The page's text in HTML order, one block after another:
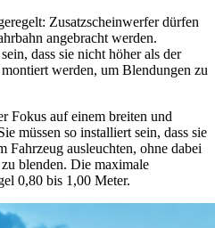
Zusatzscheinwerfer dürfen
angebracht werden.
dass sie nicht höher als der
werden, um Blendungen zu
Fokus auf einem breiten und
müssen so installiert sein, dass sie
Fahrzeug ausleuchten, ohne dabei
blenden. Die maximale
0,80 bis 1,00 Meter.